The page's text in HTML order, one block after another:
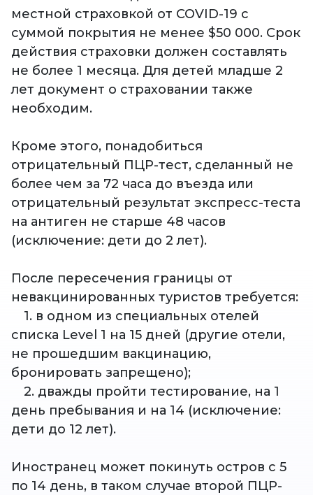
местной страховкой от COVID-19 с
суммой покрытия не менее $50 000. Срок
действия страховки должен составлять
не более 1 месяца. Для детей младше 2
лет документ о страховании также
необходим.
Кроме этого, понадобиться
отрицательный ПЦР-тест, сделанный не
более чем за 72 часа до въезда или
отрицательный результат экспресс-теста
на антиген не старше 48 часов
(исключение: дети до 2 лет).
После пересечения границы от
невакцинированных туристов требуется:
1. в одном из специальных отелей
списка Level 1 на 15 дней (другие отели,
не прошедшим вакцинацию,
бронировать запрещено);
2. дважды пройти тестирование, на 1
день пребывания и на 14 (исключение:
дети до 12 лет).
Иностранец может покинуть остров с 5
по 14 день, в таком случае второй ПЦР-